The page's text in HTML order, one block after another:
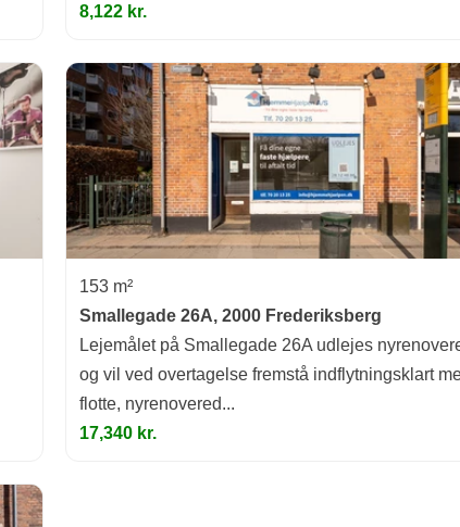
8,122 kr.
153 m²
Smallegade 26A, 2000 Frederiksberg
Lejemålet på Smallegade 26A udlejes
og vil ved overtagelse fremstå indflytningsklart
flotte, nyrenovered...
17,340 kr.